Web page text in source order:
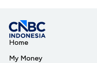
Home
My Money